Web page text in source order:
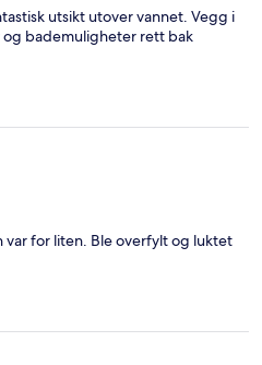
utsikt utover vannet. Vegg i
og bademuligheter rett bak
for liten. Ble overfylt og luktet